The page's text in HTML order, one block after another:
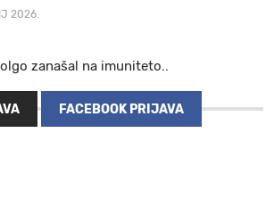
2026.
zanašal na imuniteto..
FACEBOOK PRIJAVA